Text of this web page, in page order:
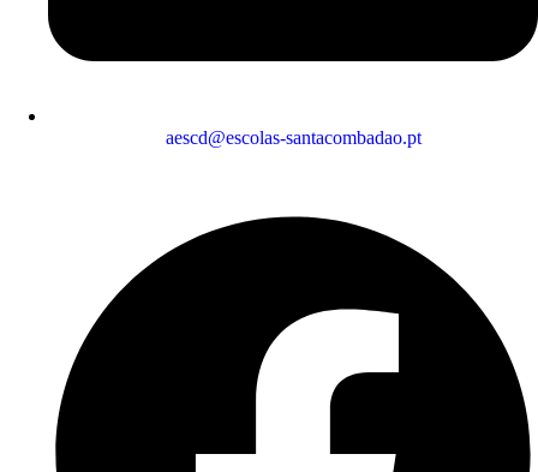
aescd@escolas-santacombadao.pt